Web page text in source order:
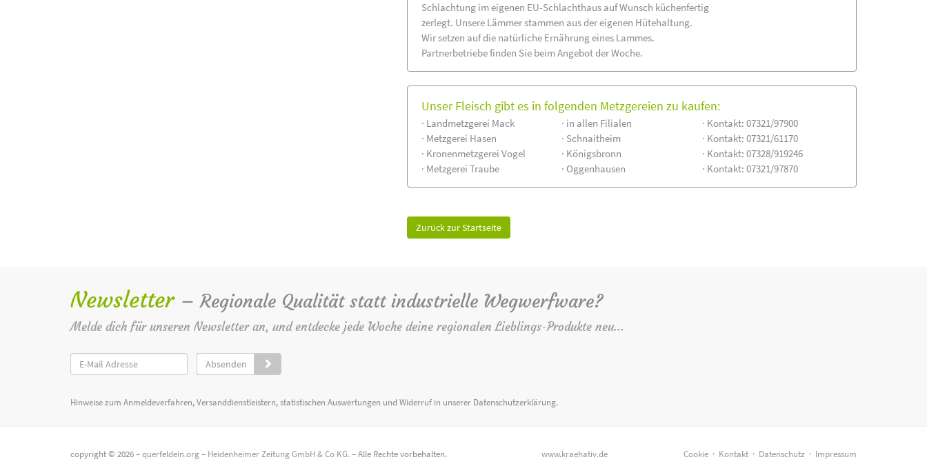
Schlachtung im eigenen EU-Schlachthaus auf Wunsch küchenfertig
zerlegt. Unsere Lämmer stammen aus der eigenen Hütehaltung.
Wir setzen auf die natürliche Ernährung eines Lammes.
Partnerbetriebe finden Sie beim Angebot der Woche.
Unser Fleisch gibt es in folgenden Metzgereien zu kaufen:
· Landmetzgerei Mack · in allen Filialen
· Kontakt: 07321/97900
· Metzgerei Hasen
· Schnaitheim
· Kontakt: 07321/61170
· Kronenmetzgerei Vogel
· Königsbronn
· Kontakt: 07328/919246
· Metzgerei Traube
· Oggenhausen · Kontakt: 07321/97870
Zurück zur Startseite
Newsletter – Regionale Qualität statt industrielle Wegwerfware?
Melde dich für unseren Newsletter an, und entdecke jede Woche deine regionalen Lieblings-Produkte neu...
Absenden
Hinweise zum Anmeldeverfahren, Versanddienstleistern, statistischen Auswertungen und Widerruf in unserer Datenschutzerklärung.
copyright © 2026 –querfeldein.org– Heidenheimer Zeitung GmbH & Co KG. – Alle Rechte vorbehalten. www.kraehativ.de Cookie · Kontakt · Datenschutz · Impressum